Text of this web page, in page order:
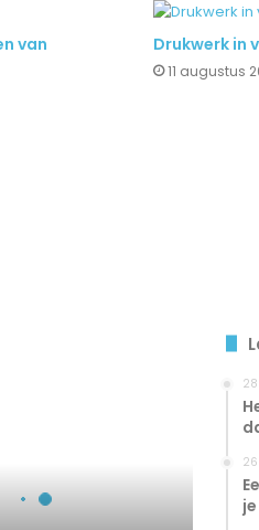
van
Drukwerk in
11 augustus